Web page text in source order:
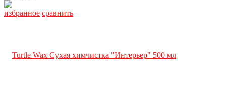
избранное сравнить